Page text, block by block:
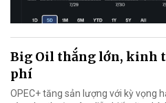
Big Oil thắng lớn, kinh
phí
OPEC+ tăng sản lượng với kỳ vọng